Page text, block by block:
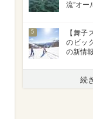
流”オー
5
【舞
のビッ
の新情
続